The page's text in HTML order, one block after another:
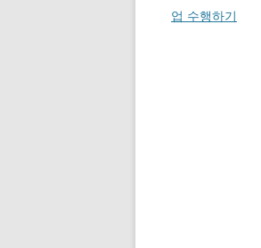
navigation
업 수행하기